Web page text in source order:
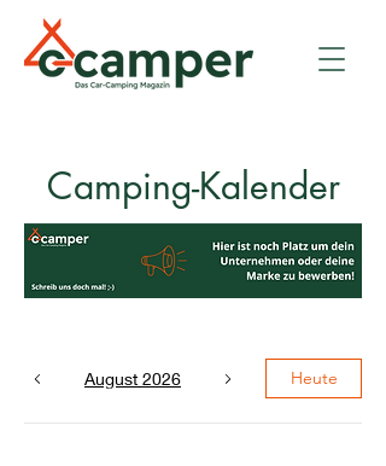
Camping-Kalender
August 2026 Heute